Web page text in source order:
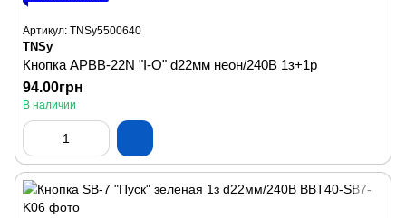
Артикул: TNSy5500640
TNSy
Кнопка APВВ-22N "I-O" d22мм неон/240В 1з+1р
94.00грн
В наличии